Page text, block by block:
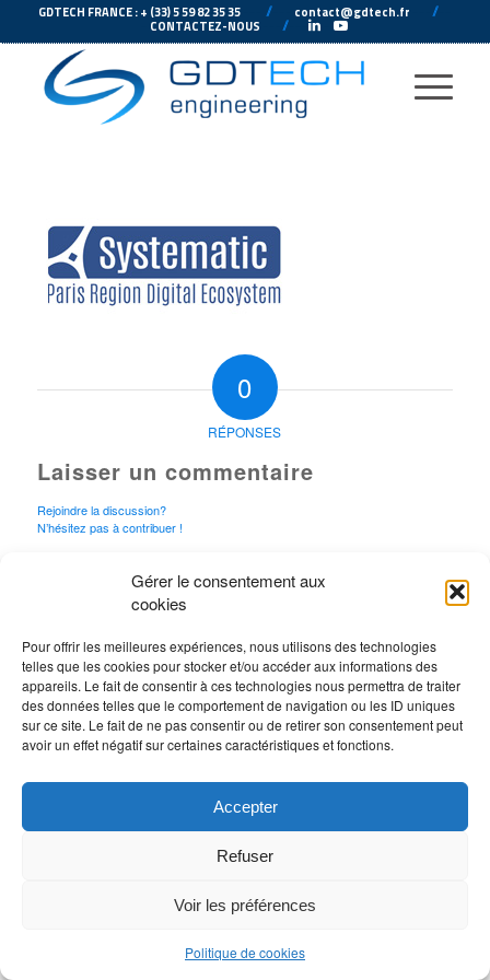
Gérer le consentement aux
cookies
Pour offrir les meilleures expériences, nous utilisons des technologies
telles que les cookies pour stocker et/ou accéder aux informations des
appareils. Le fait de consentir à ces technologies nous permettra de traiter
des données telles que le comportement de navigation ou les ID uniques
sur ce site. Le fait de ne pas consentir ou de retirer son consentement peut
avoir un effet négatif sur certaines caractéristiques et fonctions.
Accepter
Refuser
Voir les préférences
Politique de cookies
GDTECH FRANCE : + (33) 5 59 82 35 35 //--- contact@gdtech.fr //--
CONTACTEZ-NOUS ---// ---
0
RÉPONSES
Laisser un commentaire
Rejoindre la discussion?
N’hésitez pas à contribuer !
vous connecterpour publier un
commentaire.